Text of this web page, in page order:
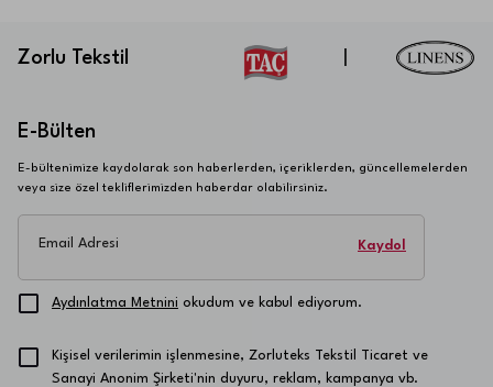
Zorlu Tekstil
E-Bülten
E-bültenimize kaydolarak son haberlerden, içeriklerden, güncellemelerden
veya size özel tekliflerimizden haberdar olabilirsiniz.
Email Adresi Kaydol
Aydınlatma Metnini okudum ve kabul ediyorum.
Kişisel verilerimin işlenmesine, Zorluteks Tekstil Ticaret ve
Sanayi Anonim Şirketi'nin duyuru, reklam, kampanya vb.